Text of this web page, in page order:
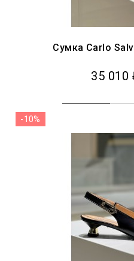
Сумка Carlo
35 010
-10%